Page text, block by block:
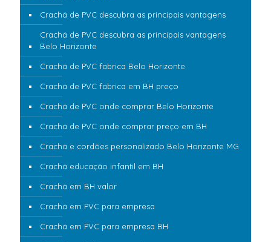
Crachá de PVC descubra as principais vantagens
Crachá de PVC descubra as principais vantagens
Belo Horizonte
Crachá de PVC fabrica Belo Horizonte
Crachá de PVC fabrica em BH preço
Crachá de PVC onde comprar Belo Horizonte
Crachá de PVC onde comprar preço em BH
Crachá e cordões personalizado Belo Horizonte MG
Crachá educação infantil em BH
Crachá em BH valor
Crachá em PVC para empresa
Crachá em PVC para empresa BH